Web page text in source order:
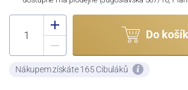
Do
Nákupem získáte 165 Cibuláků